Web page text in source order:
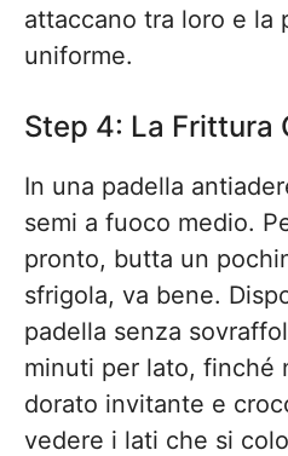
attaccano tra loro e la
uniforme.
Step 4: La Frittura
In una padella
semi a fuoco medio.
pronto, butta un
sfrigola, va bene.
padella senza
minuti per lato, finché
dorato invitante e
vedere i lati che si